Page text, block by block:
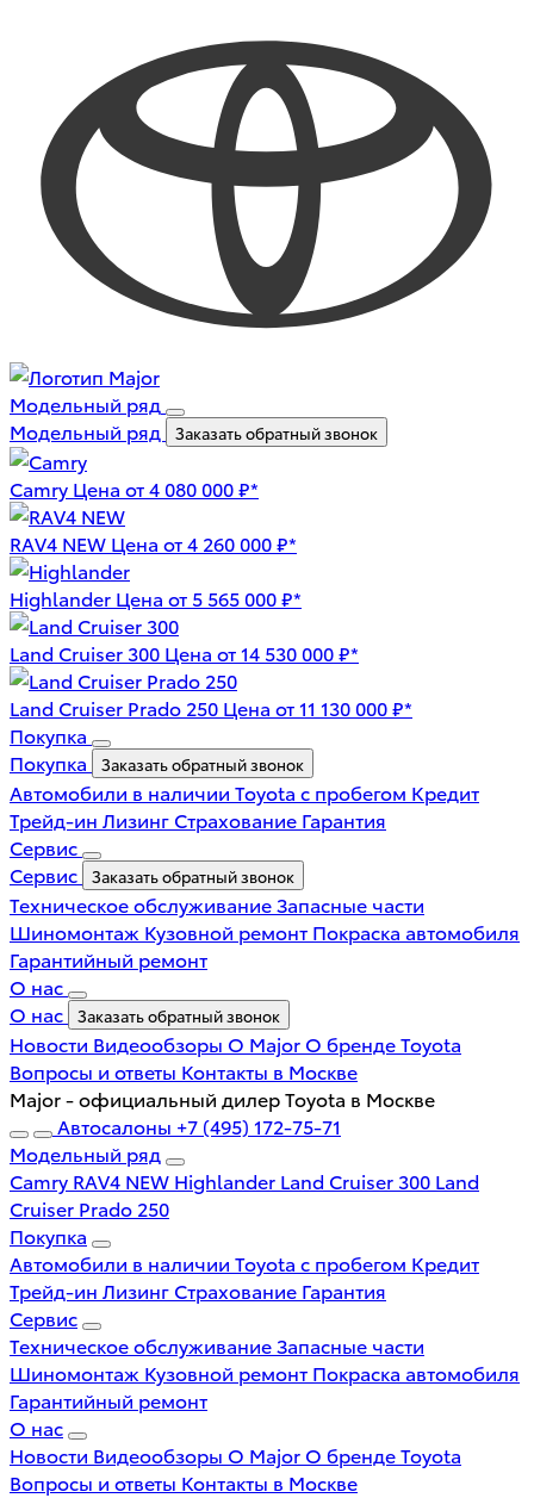
Модельный ряд
Модельный ряд
Заказать обратный звонок
Camry Цена от 4 080 000 ₽*
RAV4 NEW Цена от 4 260 000 ₽*
Highlander Цена от 5 565 000 ₽*
Land Cruiser 300 Цена от 14 530 000 ₽*
Land Cruiser Prado 250 Цена от 11 130 000 ₽*
Покупка
Покупка
Заказать обратный звонок
Автомобили в наличии Toyota с пробегом Кредит
Трейд-ин Лизинг Страхование Гарантия
Сервис
Сервис
Заказать обратный звонок
Техническое обслуживаниеЗапасные части
Шиномонтаж Кузовной ремонт Покраска автомобиля
Гарантийный ремонт
О нас
О нас
Заказать обратный звонок
Новости Видеообзоры О Major О бренде Toyota
Вопросы и ответы Контакты в Москве
Major - официальный дилер Toyota в Москве
Автосалоны +7 (495) 172-75-71
Модельный ряд
Camry RAV4 NEW Highlander Land Cruiser 300 Land
Cruiser Prado 250
Покупка
Автомобили в наличии Toyota с пробегом Кредит
Трейд-ин Лизинг Страхование Гарантия
Сервис
Техническое обслуживаниеЗапасные части
Шиномонтаж Кузовной ремонт Покраска автомобиля
Гарантийный ремонт
О нас
Новости Видеообзоры О Major О бренде Toyota
Вопросы и ответы Контакты в Москве